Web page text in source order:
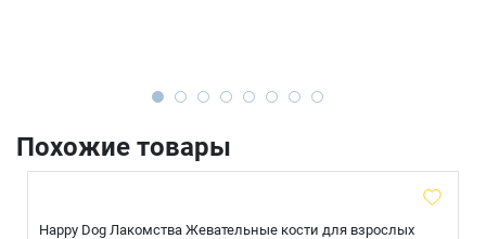
Похожие товары
Happy Dog Лакомства Жевательные кости для взрослых